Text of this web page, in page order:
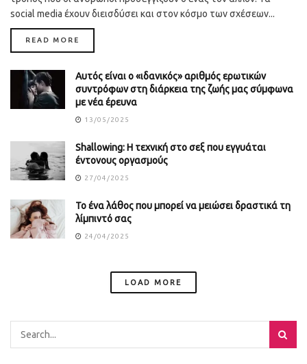
social media έχουν διεισδύσει και στον κόσμο των σχέσεων...
READ MORE
Αυτός είναι ο «ιδανικός» αριθμός ερωτικών
συντρόφων στη διάρκεια της ζωής μας σύμφωνα
με νέα έρευνα
13/05/2025
Shallowing: Η τεχνική στο σεξ που εγγυάται
έντονους οργασμούς
27/04/2025
Το ένα λάθος που μπορεί να μειώσει δραστικά τη
λίμπιντό σας
24/04/2025
LOAD MORE